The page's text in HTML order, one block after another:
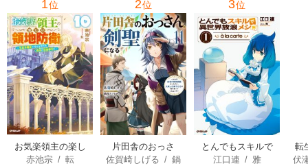
1位
お気楽領主の楽し
い領地防衛
赤池宗/ 転
2位
片田舎のおっさ
ん、剣聖になる
佐賀崎しげる /鍋
3位
とんでもスキルで
異世界放浪メシ
江口連 / 雅
転
伏